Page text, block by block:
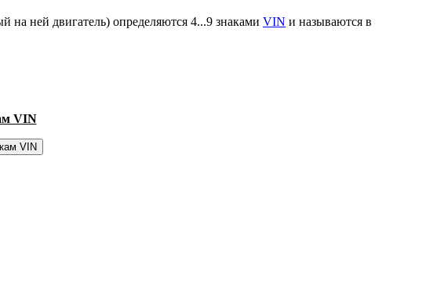
на ней двигатель) определяются 4...9 знаками VIN и называются в
VIN